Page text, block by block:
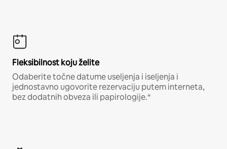
Fleksibilnost koju želite
Odaberite točne datume useljenja i iseljenja i
jednostavno ugovorite rezervaciju putem interneta,
bez dodatnih obveza ili papirologije.*